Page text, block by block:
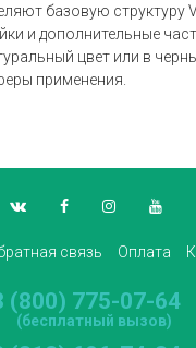
базовую структуру
и дополнительные
цвет или в
применения.
связь Оплата
(800) 775-07-64
(бесплатный вызов)